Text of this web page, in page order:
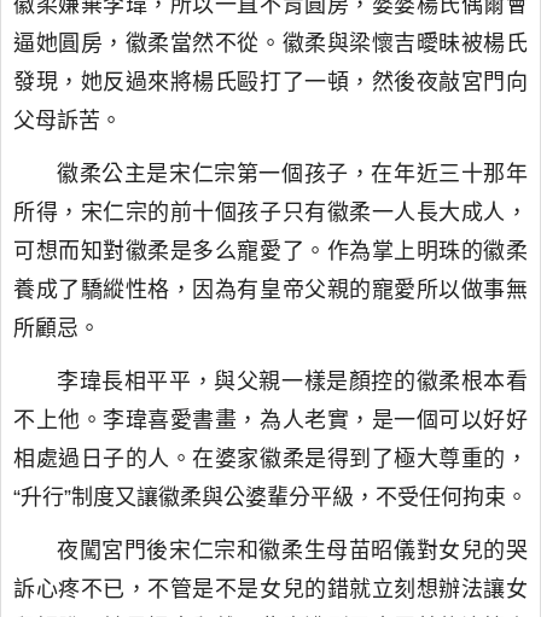
徽柔嫌棄李瑋，所以一直不肯圓房，婆婆楊氏偶爾會
逼她圓房，徽柔當然不從。徽柔與梁懷吉曖昧被楊氏
發現，她反過來將楊氏毆打了一頓，然後夜敲宮門向
父母訴苦。
徽柔公主是宋仁宗第一個孩子，在年近三十那年
所得，宋仁宗的前十個孩子只有徽柔一人長大成人，
可想而知對徽柔是多么寵愛了。作為掌上明珠的徽柔
養成了驕縱性格，因為有皇帝父親的寵愛所以做事無
所顧忌。
李瑋長相平平，與父親一樣是顏控的徽柔根本看
不上他。李瑋喜愛書畫，為人老實，是一個可以好好
相處過日子的人。在婆家徽柔是得到了極大尊重的，
“升行”制度又讓徽柔與公婆輩分平級，不受任何拘束。
夜闖宮門後宋仁宗和徽柔生母苗昭儀對女兒的哭
訴心疼不已，不管是不是女兒的錯就立刻想辦法讓女